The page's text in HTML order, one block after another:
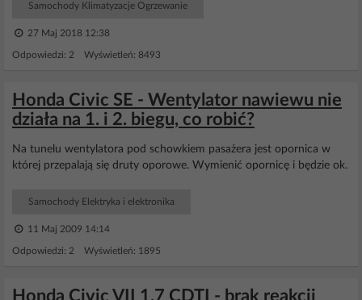
Samochody Klimatyzacje Ogrzewanie
27 Maj 2018 12:38
Odpowiedzi: 2 Wyświetleń: 8493
Honda Civic SE - Wentylator nawiewu nie
działa na 1. i 2. biegu, co robić?
Na tunelu wentylatora pod schowkiem pasażera jest opornica w
której przepalają się druty oporowe. Wymienić opornicę i będzie ok.
Samochody Elektryka i elektronika
11 Maj 2009 14:14
Odpowiedzi: 2 Wyświetleń: 1895
Honda Civic VII 1.7 CDTI - brak reakcji